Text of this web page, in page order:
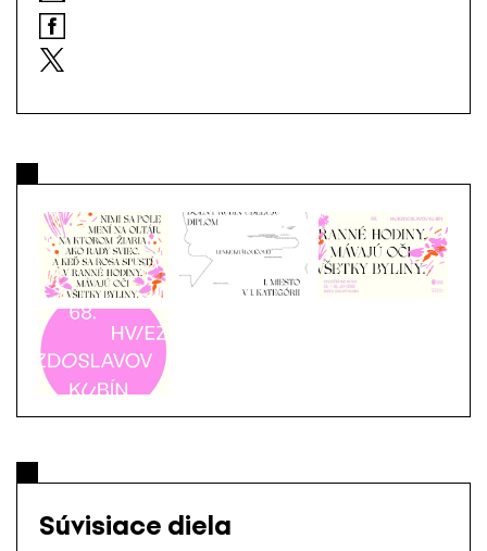
Súvisiace diela